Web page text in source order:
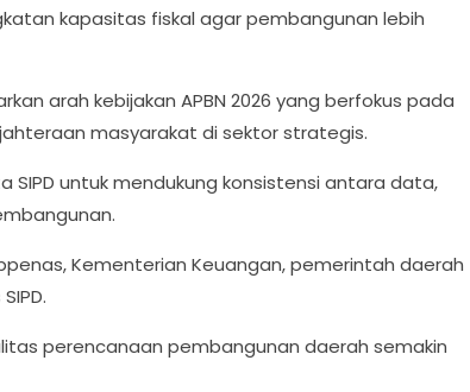
kapasitas fiskal agar pembangunan lebih
arah kebijakan APBN 2026 yang berfokus pada
masyarakat di sektor strategis.
untuk mendukung konsistensi antara data,
Kementerian Keuangan, pemerintah daerah
perencanaan pembangunan daerah semakin